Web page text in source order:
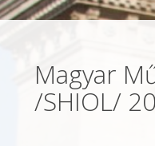
Magyar
/SHIOL/